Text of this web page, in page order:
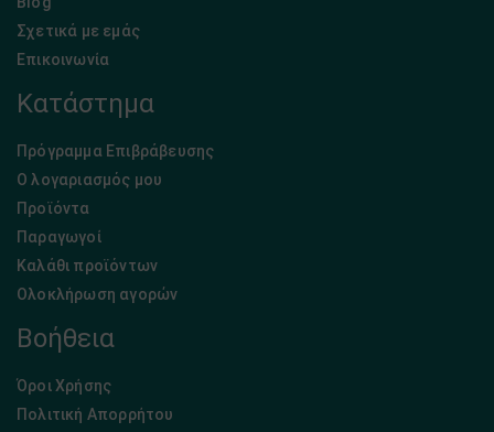
Σχετικά με εμάς
Επικοινωνία
Κατάστημα
Πρόγραμμα Επιβράβευσης
Ο λογαριασμός μου
Προϊόντα
Παραγωγοί
Καλάθι προϊόντων
Ολοκλήρωση αγορών
Βοήθεια
Όροι Χρήσης
Πολιτική Απορρήτου